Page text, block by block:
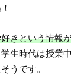
きという情報
生時代は授業
うです。